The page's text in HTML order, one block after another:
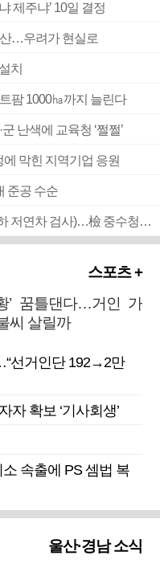
제주냐’ 10일 결정
산…우려가 현실로
치
팜 1000㏊까지 늘린다
난색에 교육청 ‘쩔쩔’
막힌 지역기업 응원
준공 수순
■ 검사 신분 버리고 직급하향(10년 이하 저연차 검사)…檢 중수청행 기피
스포츠 +
’ 꿈틀댄다…거인 가
씨 살릴까
선거인단 192→2만
확보 ‘기사회생’
속출에 PS 셈법 복
울산·경남 소식